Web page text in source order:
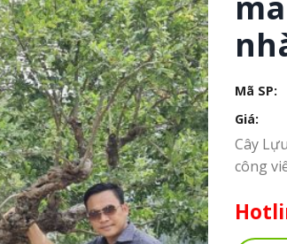
Mã SP:
Giá:
Cây
công